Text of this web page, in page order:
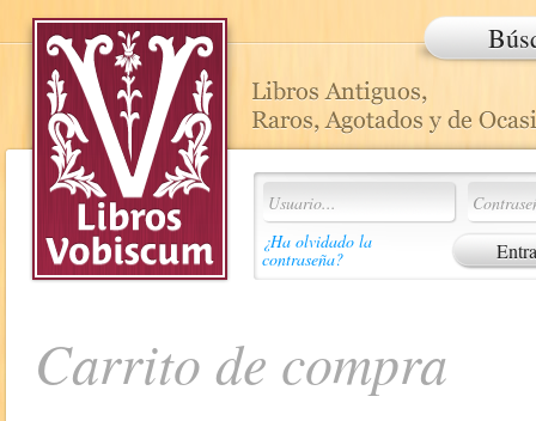
¿Ha olvidado la
contraseña?
Carrito de compra